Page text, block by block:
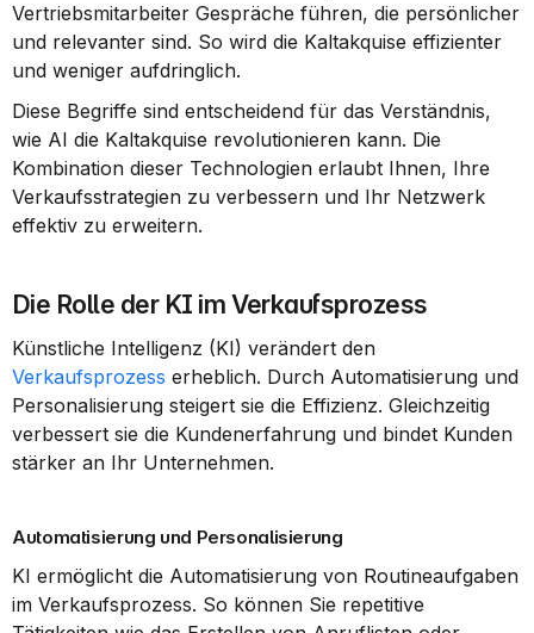
Vertriebsmitarbeiter Gespräche führen, die persönlicher
und relevanter sind. So wird die Kaltakquise effizienter
und weniger aufdringlich.
Diese Begriffe sind entscheidend für das Verständnis,
wie AI die Kaltakquise revolutionieren kann. Die
Kombination dieser Technologien erlaubt Ihnen, Ihre
Verkaufsstrategien zu verbessern und Ihr Netzwerk
effektiv zu erweitern.
Die Rolle der KI im Verkaufsprozess
Verkaufsprozess erheblich. Durch Automatisierung und
Personalisierung steigert sie die Effizienz. Gleichzeitig
verbessert sie die Kundenerfahrung und bindet Kunden
stärker an Ihr Unternehmen.
Automatisierung und Personalisierung
KI ermöglicht die Automatisierung von Routineaufgaben
im Verkaufsprozess. So können Sie repetitive